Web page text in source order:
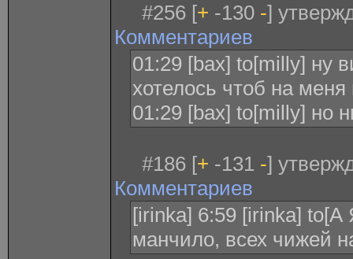
#256 [+ -130 -]
Комментариев
01:29 [bax] to[milly] ну
хотелось чтоб на
01:29 [bax] to[milly] но
#186 [+ -131 -]
Комментариев
[irinka] 6:59 [irinka]
манчило, всех чижей